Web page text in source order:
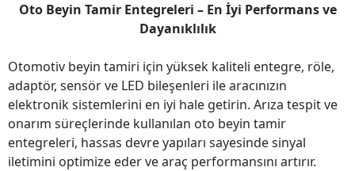
Oto Beyin Tamir Entegreleri – En İyi Performans ve
Dayanıklılık
Otomotiv beyin tamiri için yüksek kaliteli entegre, röle,
adaptör, sensör ve LED bileşenleri ile aracınızın
elektronik sistemlerini en iyi hale getirin. Arıza tespit ve
onarım süreçlerinde kullanılan oto beyin tamir
entegreleri, hassas devre yapıları sayesinde sinyal
iletimini optimize eder ve araç performansını artırır.